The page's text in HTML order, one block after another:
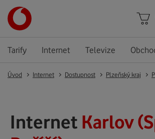
Tarify Internet Televize
Úvod Internet Dostupnost Plzeňský kraj
Internet Karlov